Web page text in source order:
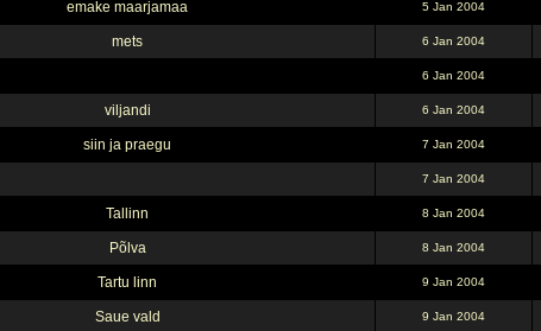
emake maarjamaa 5 Jan 2004
mets 6 Jan 2004
6 Jan 2004
viljandi 6 Jan 2004
siin ja praegu 7 Jan 2004
7 Jan 2004
Tallinn 8 Jan 2004
Põlva 8 Jan 2004
Tartu linn 9 Jan 2004
Saue vald 9 Jan 2004